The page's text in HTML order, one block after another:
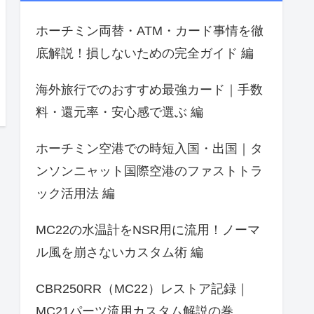
ホーチミン両替・ATM・カード事情を徹
底解説！損しないための完全ガイド 編
海外旅行でのおすすめ最強カード｜手数
料・還元率・安心感で選ぶ 編
ホーチミン空港での時短入国・出国｜タ
ンソンニャット国際空港のファストトラ
ック活用法 編
MC22の水温計をNSR用に流用！ノーマ
ル風を崩さないカスタム術 編
CBR250RR（MC22）レストア記録｜